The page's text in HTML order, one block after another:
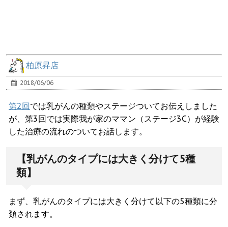
柏原昇店
2018/06/06
第2回では乳がんの種類やステージついてお伝えしました
が、第3回では実際我が家のママン（ステージ3C）が経験
した治療の流れのついてお話します。
【乳がんのタイプには大きく分けて5種
類】
まず、乳がんのタイプには大きく分けて以下の5種類に分
類されます。